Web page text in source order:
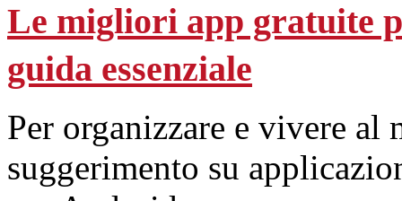
Le migliori app gratuite
guida essenziale
Per organizzare e vivere al
suggerimento su